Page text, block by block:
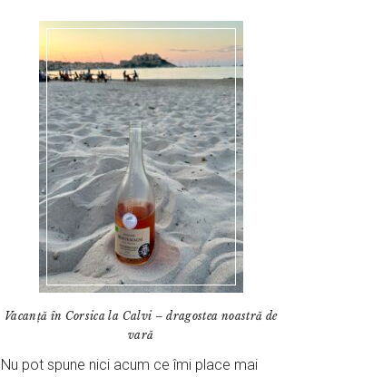
Vacanță în Corsica la Calvi – dragostea noastră de
vară
Nu pot spune nici acum ce îmi place mai